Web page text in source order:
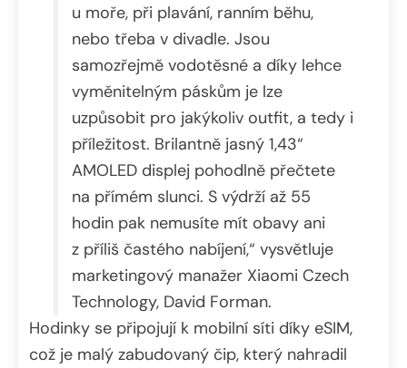
u moře, při plavání, ranním běhu,
nebo třeba v divadle. Jsou
samozřejmě vodotěsné a díky lehce
vyměnitelným páskům je lze
uzpůsobit pro jakýkoliv outfit, a tedy i
příležitost. Brilantně jasný 1,43“
AMOLED displej pohodlně přečtete
na přímém slunci. S výdrží až 55
hodin pak nemusíte mít obavy ani
z příliš častého nabíjení,“ vysvětluje
marketingový manažer Xiaomi Czech
Technology, David Forman.
Hodinky se připojují k mobilní síti díky eSIM,
což je malý zabudovaný čip, který nahradil